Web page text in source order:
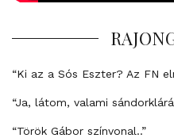
“Ki az a Sós Eszter? Az FN
“Ja, látom, valami
“Török Gábor színvonal..”